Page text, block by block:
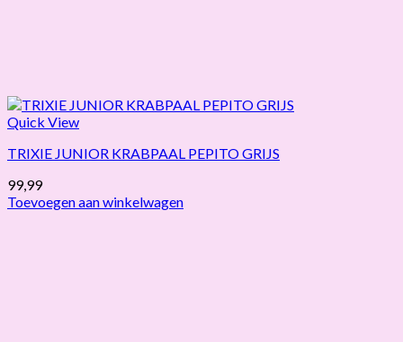
Quick View
TRIXIE JUNIOR KRABPAAL PEPITO GRIJS
99,99
Toevoegen aan winkelwagen